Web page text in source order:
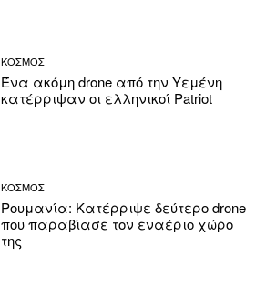
ΚΟΣΜΟΣ
Ένα ακόμη drone από την Υεμένη
κατέρριψαν οι ελληνικοί Patriot
ΚΟΣΜΟΣ
Ρουμανία: Κατέρριψε δεύτερο drone
που παραβίασε τον εναέριο χώρο
της